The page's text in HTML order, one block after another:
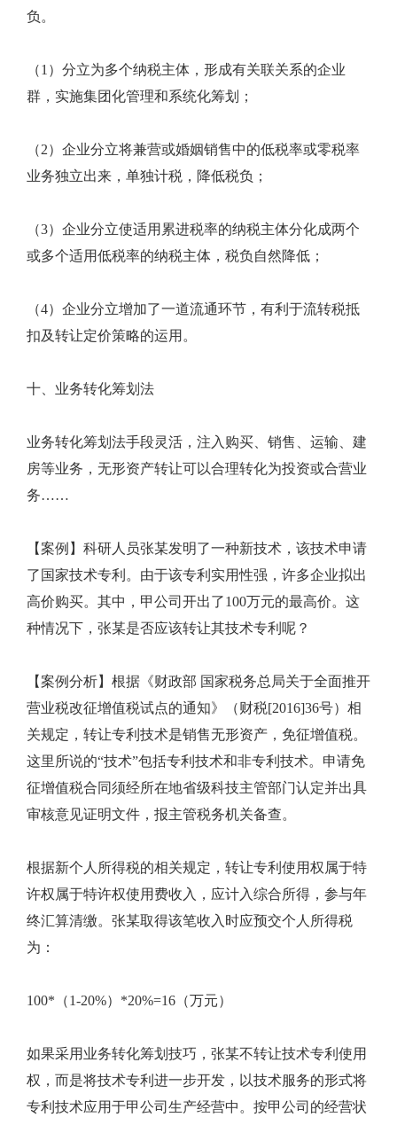
负。
（1）分立为多个纳税主体，形成有关联关系的企业
群，实施集团化管理和系统化筹划；
（2）企业分立将兼营或婚姻销售中的低税率或零税率
业务独立出来，单独计税，降低税负；
（3）企业分立使适用累进税率的纳税主体分化成两个
或多个适用低税率的纳税主体，税负自然降低；
（4）企业分立增加了一道流通环节，有利于流转税抵
扣及转让定价策略的运用。
十、业务转化筹划法
业务转化筹划法手段灵活，注入购买、销售、运输、建
房等业务，无形资产转让可以合理转化为投资或合营业
务……
【案例】科研人员张某发明了一种新技术，该技术申请
了国家技术专利。由于该专利实用性强，许多企业拟出
高价购买。其中，甲公司开出了100万元的最高价。这
种情况下，张某是否应该转让其技术专利呢？
【案例分析】根据《财政部 国家税务总局关于全面推开
营业税改征增值税试点的通知》（财税[2016]36号）相
关规定，转让专利技术是销售无形资产，免征增值税。
这里所说的“技术”包括专利技术和非专利技术。申请免
征增值税合同须经所在地省级科技主管部门认定并出具
审核意见证明文件，报主管税务机关备查。
根据新个人所得税的相关规定，转让专利使用权属于特
许权属于特许权使用费收入，应计入综合所得，参与年
终汇算清缴。张某取得该笔收入时应预交个人所得税
为：
100*（1-20%）*20%=16（万元）
如果采用业务转化筹划技巧，张某不转让技术专利使用
权，而是将技术专利进一步开发，以技术服务的形式将
专利技术应用于甲公司生产经营中。按甲公司的经营状